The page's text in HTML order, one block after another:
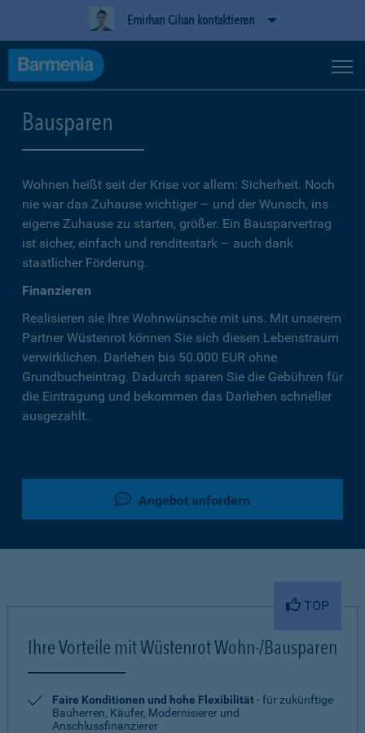
Emirhan Cihan kontaktieren
Bausparen
Wohnen heißt seit der Krise vor allem: Sicherheit. Noch
nie war das Zuhause wichtiger – und der Wunsch, ins
eigene Zuhause zu starten, größer. Ein Bausparvertrag
ist sicher, einfach und renditestark – auch dank
staatlicher Förderung.
Finanzieren
Realisieren sie Ihre Wohnwünsche mit uns. Mit unserem
Partner Wüstenrot können Sie sich diesen Lebenstraum
verwirklichen. Darlehen bis 50.000 EUR ohne
Grundbucheintrag. Dadurch sparen Sie die Gebühren für
die Eintragung und bekommen das Darlehen schneller
ausgezahlt.
Angebot anfordern
TOP
Ihre Vorteile mit Wüstenrot Wohn-/Bausparen
Faire Konditionen und hohe Flexibilität- für zukünftige
Bauherren, Käufer, Modernisierer und
Anschlussfinanzierer